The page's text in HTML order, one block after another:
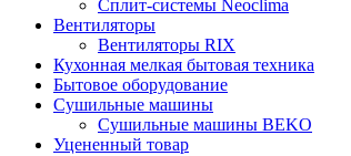
Сплит-системы Neoclima
Вентиляторы
Вентиляторы RIX
Кухонная мелкая бытовая техника
Бытовое оборудование
Сушильные машины
Сушильные машины BEKO
Уцененный товар